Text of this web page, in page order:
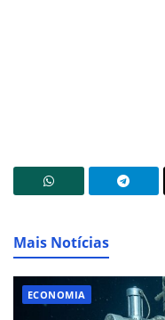
Mais Notícias
ECONOMIA